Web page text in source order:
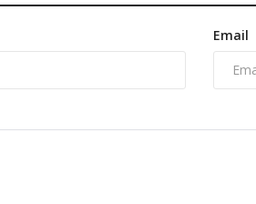
Email